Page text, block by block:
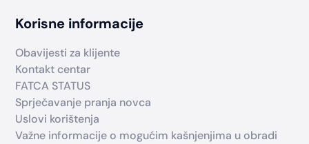
Korisne informacije
Obavijesti za klijente
Kontakt centar
FATCA STATUS
Sprječavanje pranja novca
Uslovi korištenja
Važne informacije o mogućim kašnjenjima u obradi